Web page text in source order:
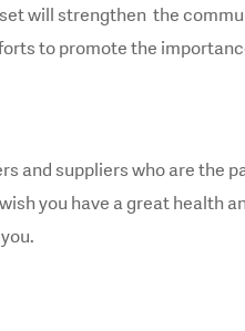
set will strengthen the
to promote the
and suppliers who are the
you have a great health